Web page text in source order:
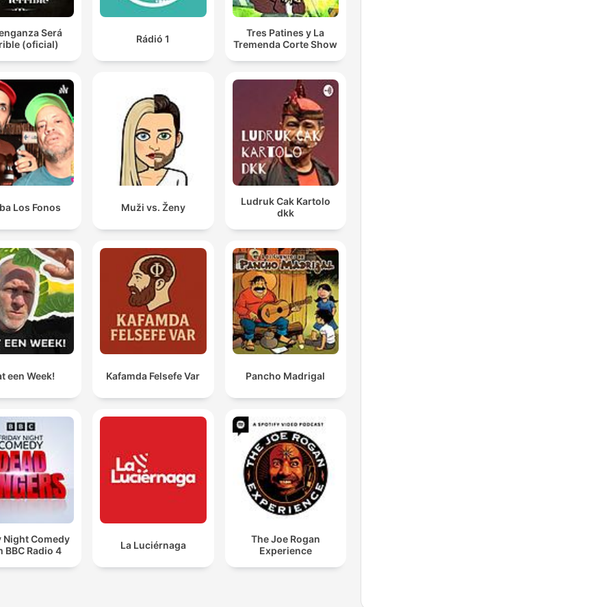
Será
(oficial)
Rádió 1
Tres Patines y La
Tremenda Corte Show
Los Fonos Muži vs. Ženy
Ludruk Cak Kartolo
dkk
een Week! Kafamda Felsefe Var Pancho Madrigal
Night Comedy
BBC Radio 4
La Luciérnaga
The Joe Rogan
Experience